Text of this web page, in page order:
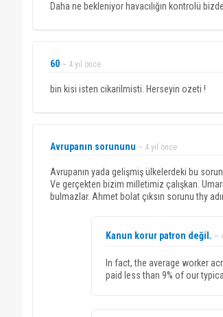
Daha ne bekleniyor havacılığın kontrolü
60 ~ 4 yıl önce
bin kisi isten cikarilmisti. Herseyin ozeti !
Avrupanın sorununu ~ 4 yıl önce
Avrupanın yada gelişmiş ülkelerdeki bu
Ve gerçekten bizim milletimiz çalışkan.
bulmazlar. Ahmet bolat çıksın sorunu thy
Kanun korur patron değil. ~
In fact, the average worker
paid less than 9% of our